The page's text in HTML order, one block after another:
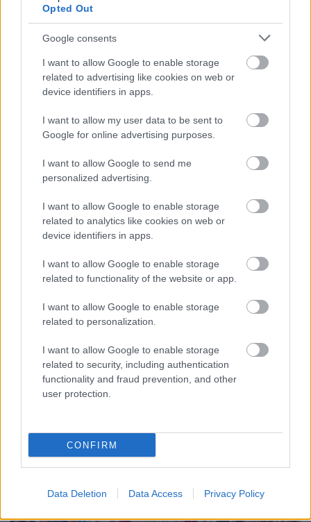
Opted Out
Google consents
I want to allow Google to enable storage
related to advertising like cookies on web or
device identifiers in apps.
I want to allow my user data to be sent to
Google for online advertising purposes.
I want to allow Google to send me
personalized advertising.
I want to allow Google to enable storage
related to analytics like cookies on web or
device identifiers in apps.
I want to allow Google to enable storage
related to functionality of the website or app.
I want to allow Google to enable storage
related to personalization.
I want to allow Google to enable storage
related to security, including authentication
functionality and fraud prevention, and other
user protection.
CONFIRM
Data Deletion Data Access Privacy Policy
ENERGIATAKARÉKOSSÁG: KORÁBBAN KEZDŐDIK
MÉRKŐZÉSE
előrébb hozták a Brest Bretagne Handball elleni találkozó
kezdését.
1 hozzászólás